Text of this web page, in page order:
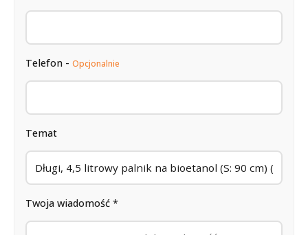
Telefon - Opcjonalnie
Temat
Twoja wiadomość *